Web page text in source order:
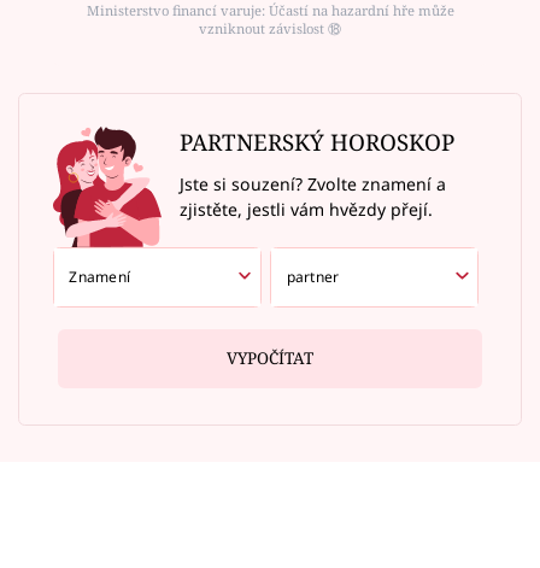
Ministerstvo financí varuje: Účastí na hazardní hře může
vzniknout závislost ⑱
PARTNERSKÝ HOROSKOP
Jste si souzení? Zvolte znamení a
zjistěte, jestli vám hvězdy přejí.
VYPOČÍTAT